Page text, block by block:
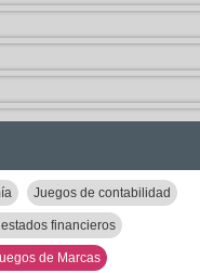
Juegos de contabilidad
financieros
de Marcas